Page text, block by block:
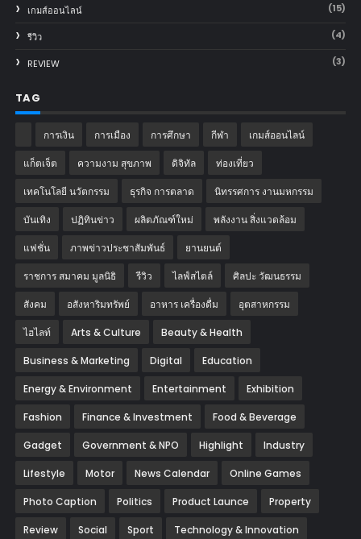
เกมส์ออนไลน์ (15)
รีวิว (4)
REVIEW (3)
TAG
การเงิน การเมือง การศึกษา กีฬา เกมส์ออนไลน์
แก็ตเจ็ต ความงาม สุขภาพ ดิจิทัล ท่องเที่ยว
เทคโนโลยี นวัตกรรม ธุรกิจ การตลาด นิทรรศการ งานมหกรรม
บันเทิง ปฏิทินข่าว ผลิตภัณฑ์ใหม่ พลังงาน สิ่งแวดล้อม
แฟชั่น ภาพข่าวประชาสัมพันธ์ ‎ยานยนต์‎
ราชการ สมาคม มูลนิธิ รีวิว ไลฟ์สไตล์ ศิลปะ วัฒนธรรม
สังคม อสังหาริมทรัพย์ อาหาร เครื่องดื่ม อุตสาหกรรม
ไฮไลท์ Arts & Culture Beauty & Health
Business & Marketing Digital Education
Energy & Environment Entertainment Exhibition
Fashion Finance & Investment Food & Beverage
Gadget Government & NPO Highlight Industry
Lifestyle Motor News Calendar Online Games
Photo Caption Politics Product Launce Property
Review Social Sport Technology & Innovation